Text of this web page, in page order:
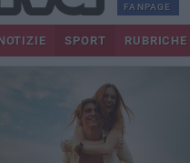
FANPAGE
SPORT RUBRICHE